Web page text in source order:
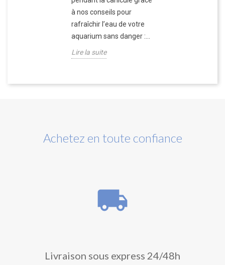
à nos conseils pour
rafraîchir l’eau de votre
aquarium sans danger :...
Lire la suite
Achetez en toute confiance
local_shipping
Livraison sous express 24/48h